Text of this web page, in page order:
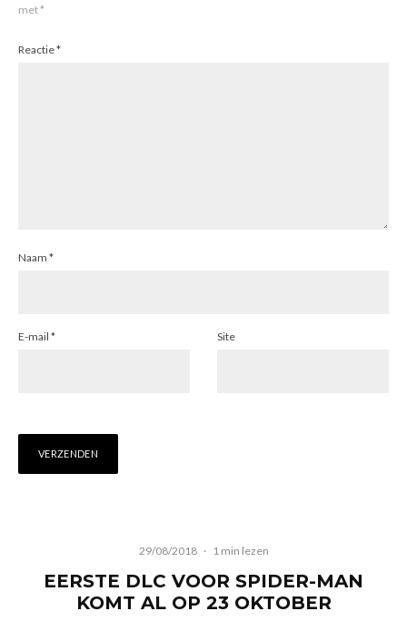
met*
Reactie*
Naam *
E-mail * Site
29/08/2018 · 1 min lezen
EERSTE DLC VOOR SPIDER-MAN
KOMT AL OP 23 OKTOBER